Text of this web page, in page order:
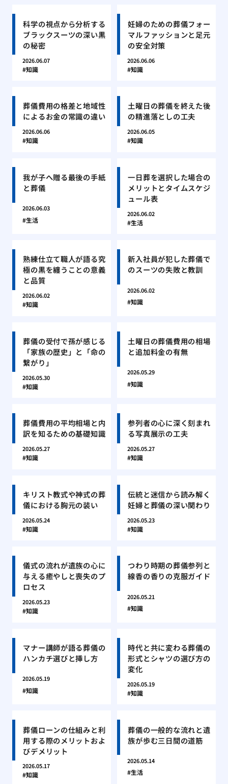
科学の視点から分析する
ブラックスーツの深い黒
の秘密
2026.06.07
知識
妊婦のための葬儀フォー
マルファッションと足元
の安全対策
2026.06.06
知識
葬儀費用の格差と地域性
によるお金の常識の違い
2026.06.06
知識
土曜日の葬儀を終えた後
の精進落としの工夫
2026.06.05
知識
我が子へ贈る最後の手紙
と葬儀
2026.06.03
生活
一日葬を選択した場合の
メリットとタイムスケジ
ュール表
2026.06.02
生活
熟練仕立て職人が語る究
極の黒を纏うことの意義
と品質
2026.06.02
知識
新入社員が犯した葬儀で
のスーツの失敗と教訓
2026.06.02
知識
葬儀の受付で孫が感じる
「家族の歴史」と「命の
繋がり」
2026.05.30
知識
土曜日の葬儀費用の相場
と追加料金の有無
2026.05.29
知識
葬儀費用の平均相場と内
訳を知るための基礎知識
2026.05.27
知識
参列者の心に深く刻まれ
る写真展示の工夫
2026.05.27
知識
キリスト教式や神式の葬
儀における胸元の装い
2026.05.24
知識
伝統と迷信から読み解く
妊婦と葬儀の深い関わり
2026.05.23
知識
儀式の流れが遺族の心に
与える癒やしと喪失のプ
ロセス
2026.05.23
知識
つわり時期の葬儀参列と
線香の香りの克服ガイド
2026.05.21
知識
マナー講師が語る葬儀の
ハンカチ選びと挿し方
2026.05.19
知識
時代と共に変わる葬儀の
形式とシャツの選び方の
変化
2026.05.19
知識
葬儀ローンの仕組みと利
用する際のメリットおよ
びデメリット
2026.05.17
知識
葬儀の一般的な流れと遺
族が歩む三日間の道筋
2026.05.14
生活